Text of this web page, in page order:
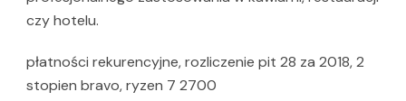
czy hotelu.
płatności rekurencyjne, rozliczenie pit 28 za 2018, 2
stopien bravo, ryzen 7 2700